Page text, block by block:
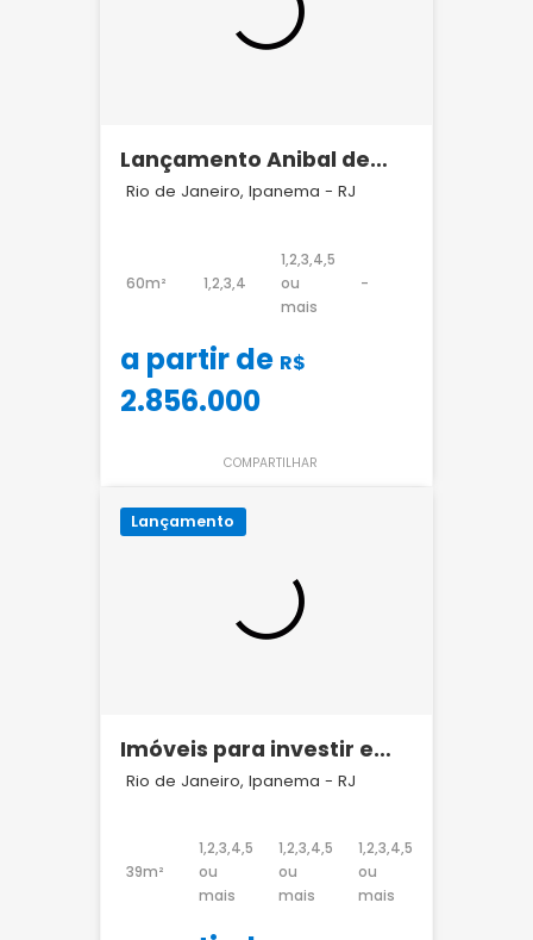
Lançamento Anibal de
Mendonça Ipanema Brix
Rio de Janeiro, Ipanema - RJ
60m² 1,2,3,4
1,2,3,4,5
ou
mais
-
a partir de R$
2.856.000
COMPARTILHAR
Lançamento
Imóveis para investir em
Ipanema
Rio de Janeiro, Ipanema - RJ
39m²
1,2,3,4,5
ou
mais
1,2,3,4,5
ou
mais
1,2,3,4,5
ou
mais